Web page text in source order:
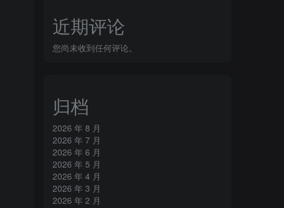
近期评论
您尚未收到任何评论。
归档
2026 年 8 月
2026 年 7 月
2026 年 6 月
2026 年 5 月
2026 年 4 月
2026 年 3 月
2026 年 2 月